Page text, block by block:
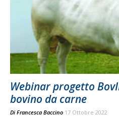
Webinar progetto
bovino da carne
Di Francesca Baccino 17 Ottobre 2022